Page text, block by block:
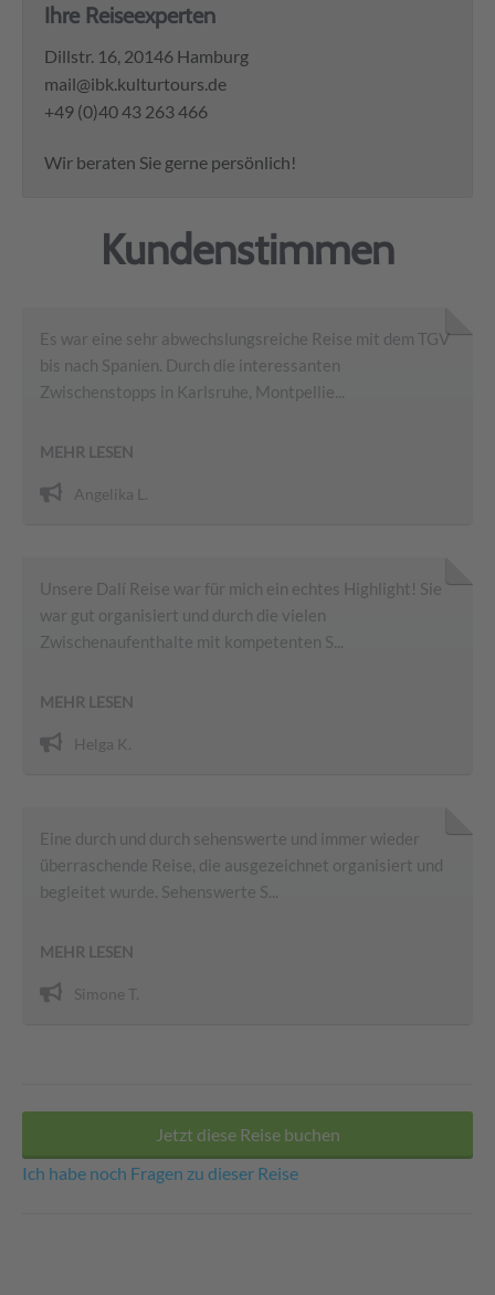
Ihre Reiseexperten
Dillstr. 16, 20146 Hamburg
mail@ibk.kulturtours.de
+49 (0)40 43 263 466
Wir beraten Sie gerne persönlich!
Kundenstimmen
Es war eine sehr abwechslungsreiche Reise mit dem TGV
bis nach Spanien. Durch die interessanten
Zwischenstopps in Karlsruhe, Montpellie...
MEHR LESEN
Angelika L.
Unsere Dalí Reise war für mich ein echtes Highlight! Sie
war gut organisiert und durch die vielen
Zwischenaufenthalte mit kompetenten S...
MEHR LESEN
Helga K.
Eine durch und durch sehenswerte und immer wieder
überraschende Reise, die ausgezeichnet organisiert und
begleitet wurde. Sehenswerte S...
MEHR LESEN
Simone T.
Jetzt diese Reise buchen
Ich habe noch Fragen zu dieser Reise